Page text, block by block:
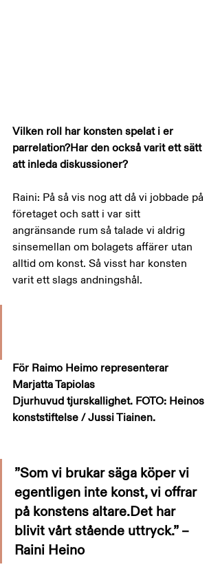
Vilken roll har konsten spelat i er
parrelation?Har den också varit ett sätt
att inleda diskussioner?
Raini: På så vis nog att då vi jobbade på
företaget och satt i var sitt
angränsande rum så talade vi aldrig
sinsemellan om bolagets affärer utan
alltid om konst. Så visst har konsten
varit ett slags andningshål.
För Raimo Heimo representerar
Marjatta Tapiolas
Djurhuvud tjurskallighet. FOTO: Heinos
konststiftelse / Jussi Tiainen.
”Som vi brukar säga köper vi
egentligen inte konst, vi offrar
på konstens altare.Det har
blivit vårt stående uttryck.” –
Raini Heino